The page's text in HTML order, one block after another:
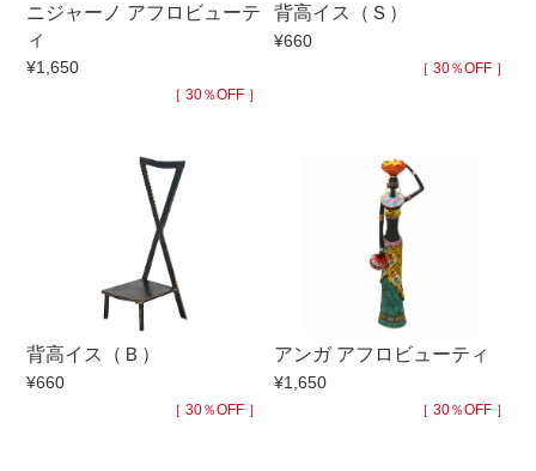
ニジャーノ アフロビューテ
ィ
¥1,650
［ 30％OFF ］
背高イス（Ｓ）
¥660
［ 30％OFF ］
背高イス（Ｂ）
¥660
［ 30％OFF ］
アンガ アフロビューティ
¥1,650
［ 30％OFF ］